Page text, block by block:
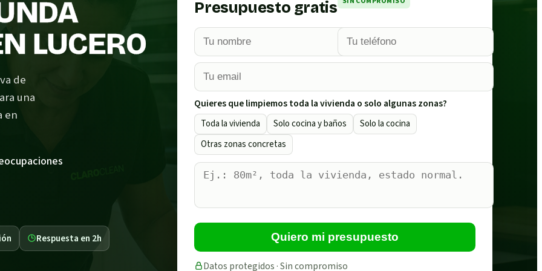
LUCERO
de
una
en
Respuesta en 2h
Presupuesto gratis
Quieres que limpiemos toda la vivienda o solo algunas zonas?
Toda la vivienda Solo cocina y baños
Solo la cocina
Otras zonas concretas
Quiero mi presupuesto
Datos protegidos · Sin compromiso